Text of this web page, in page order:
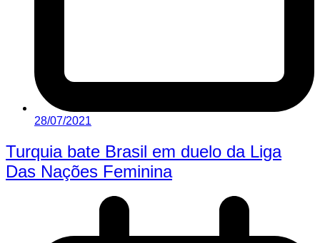
28/07/2021
Turquia bate Brasil em duelo da Liga
Das Nações Feminina